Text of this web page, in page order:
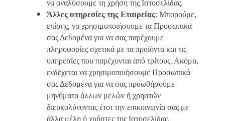
να αναλύσουμε τη χρήση της Ιστοσελίδας.
Άλλες υπηρεσίες της Εταιρείας: Μπορούμε,
επίσης, να χρησιμοποιήσουμε τα Προσωπικά
σας Δεδομένα για να σας παρέχουμε
πληροφορίες σχετικά με τα προϊόντα και τις
υπηρεσίες που παρέχονται από τρίτους. Ακόμα,
ενδέχεται να χρησιμοποιήσουμε Προσωπικά
σας Δεδομένα για να σας προωθήσουμε
μηνύματα άλλων μελών ή χρηστών
διευκολύνοντας έτσι την επικοινωνία σας με
άλλα μέλη ή χρήστες της Ιστοσελίδας.